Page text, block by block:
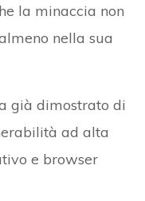
la minaccia non
nella sua
già dimostrato di
ad alta
e browser